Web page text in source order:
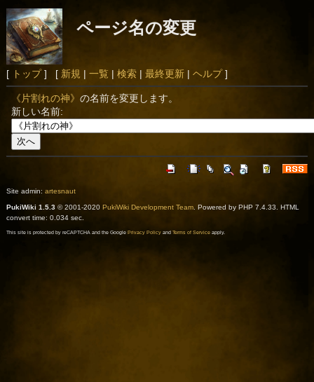
ページ名の変更
[ トップ] [ 新規 | 一覧 | 検索| 最終更新| ヘルプ]
《片割れの神》の名前を変更します。
新しい名前:
Site admin: artesnaut
PukiWiki 1.5.3© 2001-2020 PukiWiki Development Team. Powered by PHP 7.4.33. HTML
convert time: 0.034 sec.
This site is protected by reCAPTCHA and the Google Privacy Policyand Terms of Serviceapply.